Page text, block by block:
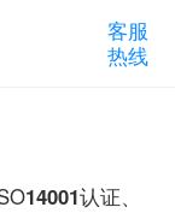
客服
热线
14001认证、